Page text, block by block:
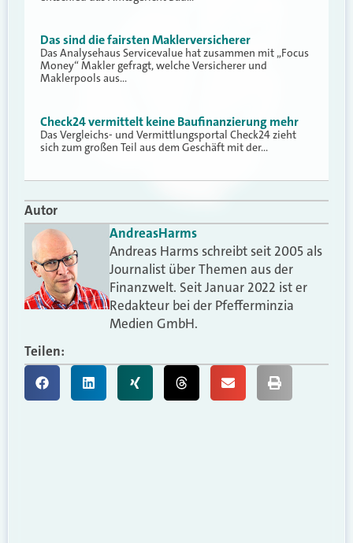
Das sind die fairsten Maklerversicherer
Das Analysehaus Servicevalue hat zusammen mit „Focus
Money“ Makler gefragt, welche Versicherer und
Maklerpools aus…
Check24 vermittelt keine Baufinanzierung mehr
Das Vergleichs- und Vermittlungsportal Check24 zieht
sich zum großen Teil aus dem Geschäft mit der…
Autor
AndreasHarms
Andreas Harms schreibt seit 2005 als
Journalist über Themen aus der
Finanzwelt. Seit Januar 2022 ist er
Redakteur bei der Pfefferminzia
Medien GmbH.
Teilen: